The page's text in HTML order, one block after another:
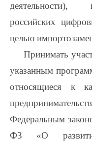
деятельности),
российских
целью
Принимать
указанным
относящиеся к
Федеральным
ФЗ «О